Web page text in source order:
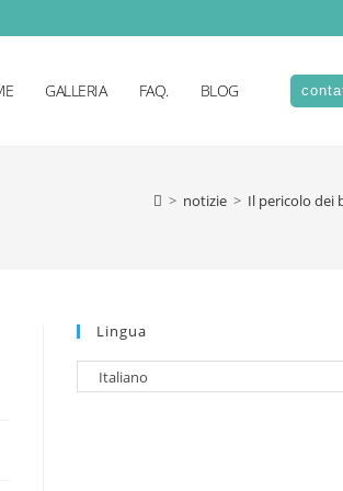
GALLERIA FAQ. BLOG
> notizie > Il pericolo dei
Lingua